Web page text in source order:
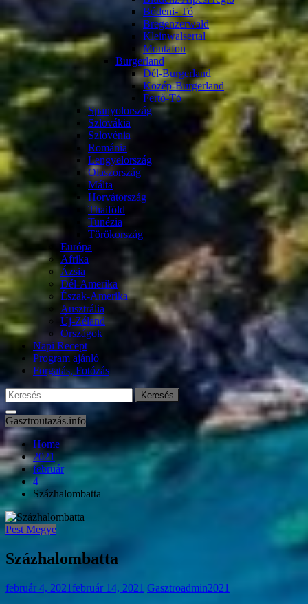
Bódeni- Tó
Bregenzerwald
Kleinwalsertal
Montafon
Burgerland
Dél-Burgerland
Közép-Burgerland
Fertő-Tó
Spanyolország
Szlovákia
Szlovénia
Románia
Lengyelország
Olaszország
Málta
Horvátország
Thaiföld
Tunézia
Törökország
Európa
Afrika
Ázsia
Dél-Amerika
Észak-Amerika
Ausztrália
Új-Zéland
Országok
Napi Recept
Program ajánló
Forgatás, Fotózás
Keresés:
Gasztroutazás.info
Home
2021
február
4
Százhalombatta
Pest Megye
Százhalombatta
február 4, 2021 február 14, 2021 Gasztroadmin2021